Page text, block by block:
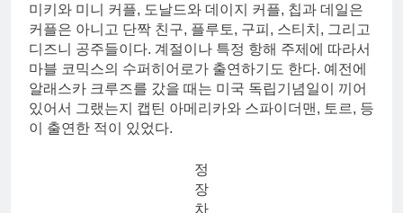
미키와 미니 커플, 도날드와 데이지 커플, 칩과 데일은
커플은 아니고 단짝 친구, 플루토, 구피, 스티치, 그리고
디즈니 공주들이다. 계절이나 특정 항해 주제에 따라서
마블 코믹스의 수퍼히어로가 출연하기도 한다. 예전에
알래스카 크루즈를 갔을 때는 미국 독립기념일이 끼어
있어서 그랬는지 캡틴 아메리카와 스파이더맨, 토르, 등
이 출연한 적이 있었다.
정
장
차